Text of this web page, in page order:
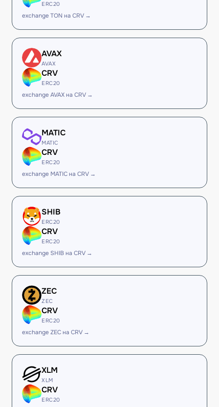
ERC20
exchange TON на CRV →
AVAX
AVAX
CRV
ERC20
exchange AVAX на CRV →
MATIC
MATIC
CRV
ERC20
exchange MATIC на CRV →
SHIB
ERC20
CRV
ERC20
exchange SHIB на CRV →
ZEC
ZEC
CRV
ERC20
exchange ZEC на CRV →
XLM
XLM
CRV
ERC20